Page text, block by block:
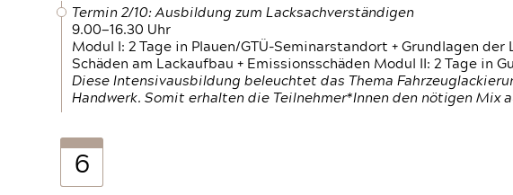
Termin 2/10: Ausbildung zum Lacksachverständigen
9.00—16.30 Uhr
Modul I: 2 Tage in Plauen/GTÜ-Seminarstandort + Grundlagen
Schäden am Lackaufbau + Emissionsschäden Modul II: 2 Tage in
Diese Intensivausbildung beleuchtet das Thema
Handwerk. Somit erhalten die Teilnehmer*Innen den nötigen Mix
6